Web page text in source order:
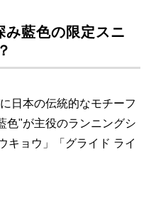
み藍色の限定スニ
日本の伝統的なモチーフ
色"が主役のランニングシ
キョウ」「グライド ライ